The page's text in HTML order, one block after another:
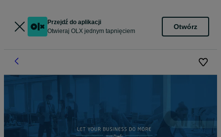
Przejdź do aplikacji
Otwieraj OLX jednym tapnięciem
Otwórz